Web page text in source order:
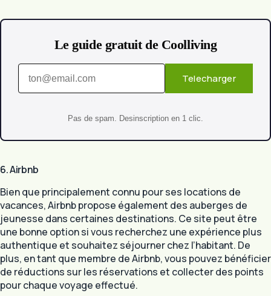
Le guide gratuit de Coolliving
Telecharger
Pas de spam. Desinscription en 1 clic.
6. Airbnb
Bien que principalement connu pour ses locations de
vacances, Airbnb propose également des auberges de
jeunesse dans certaines destinations. Ce site peut être
une bonne option si vous recherchez une expérience plus
authentique et souhaitez séjourner chez l’habitant. De
plus, en tant que membre de Airbnb, vous pouvez bénéficier
de réductions sur les réservations et collecter des points
pour chaque voyage effectué.